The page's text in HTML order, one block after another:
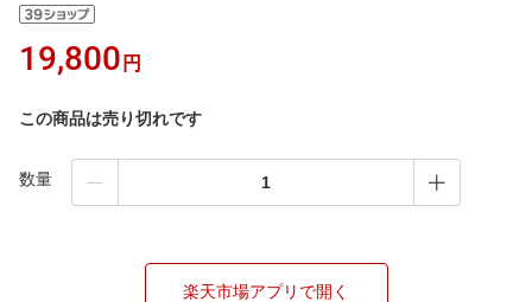
19,800 円
この商品は売り切れです
数量
楽天市場アプリで開く